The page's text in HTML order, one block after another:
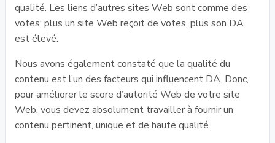
qualité. Les liens d’autres sites Web sont comme des
votes; plus un site Web reçoit de votes, plus son DA
est élevé.
Nous avons également constaté que la qualité du
contenu est l’un des facteurs qui influencent DA. Donc,
pour améliorer le score d’autorité Web de votre site
Web, vous devez absolument travailler à fournir un
contenu pertinent, unique et de haute qualité.